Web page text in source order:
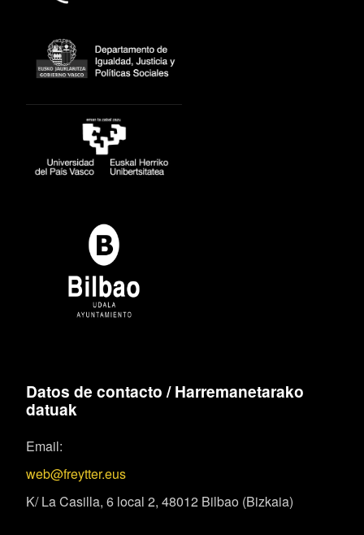
Datos de contacto / Harremanetarako
datuak
Email:
web@freytter.eus
K/ La Casilla, 6 local 2, 48012 Bilbao (Bizkaia)